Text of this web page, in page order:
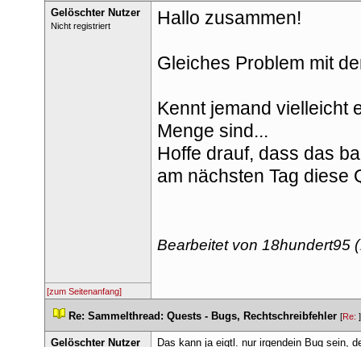
Gelöschter Nutzer
Nicht registriert Hallo zusammen!
Gleiches Problem mit
Kennt jemand vielleicht
Menge sind...
Hoffe drauf, dass das
am nächsten Tag diese
Bearbeitet von 18hundert95 (
[zum Seitenanfang]
Re: Sammelthread: Quests - Bugs, Rechtschreibfehler [Re:
Gelöschter Nutzer
Das kann ja eigtl. nur irgendein Bug sein,